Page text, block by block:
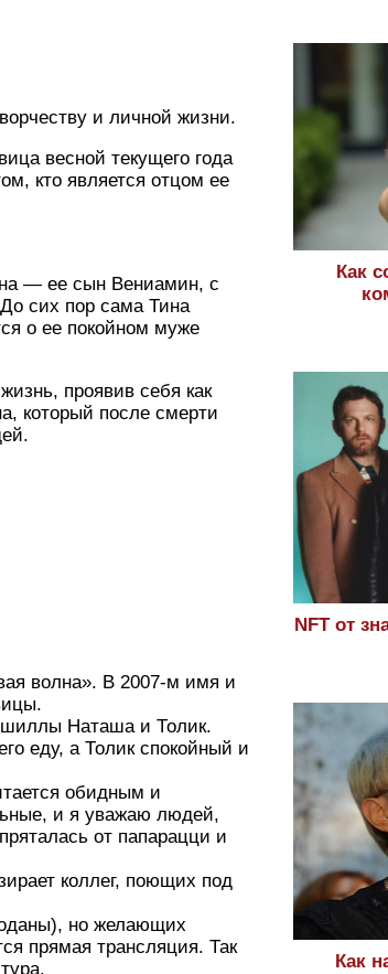
и личной жизни.
весной текущего года
кто является отцом ее
— ее сын Вениамин, с
сих пор сама Тина
о ее покойном муже
проявив себя как
который после смерти
волна». В 2007-м имя и
Наташа и Толик.
еду, а Толик спокойный и
обидным и
и я уважаю людей,
от папарацци и
коллег, поющих под
но желающих
прямая трансляция. Так
Как
NFT от
Как